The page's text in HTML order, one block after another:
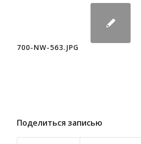
700-NW-563.JPG
Поделиться записью